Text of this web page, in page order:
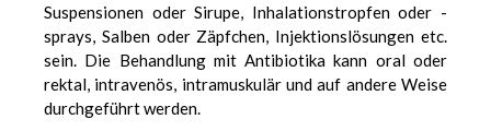
Suspensionen oder Sirupe, Inhalationstropfen oder -
sprays, Salben oder Zäpfchen, Injektionslösungen etc.
sein. Die Behandlung mit Antibiotika kann oral oder
rektal, intravenös, intramuskulär und auf andere Weise
durchgeführt werden.